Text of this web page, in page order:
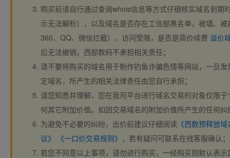
购买前请自行通过查询whois信息等方式仔细核实域名到期
示无法解析），以及域名是否存在工信部黑名单，被墙、
360、QQ、微信拦截）、访问受限，是否是高价续费 溢价
后无法撤销，西部数码不承担相关责任；
请不要将购买的域名用于制作钓鱼诈骗色情等网站，一旦
定域名，所产生的相关法律责任由您自行承担；
请您知悉并理解，您在我司平台进行域名交易的对象仅限于
何其它附加价值。如因交易域名的附加价值所产生的任何
为避免不必要的纠纷，出价前建议仔细阅读 《西数预释放
议》
《一口价交易规则》 ，若有疑问可联系在线客服确认；
若您不同意以上事项，请勿进行购买，一经购买则默认表